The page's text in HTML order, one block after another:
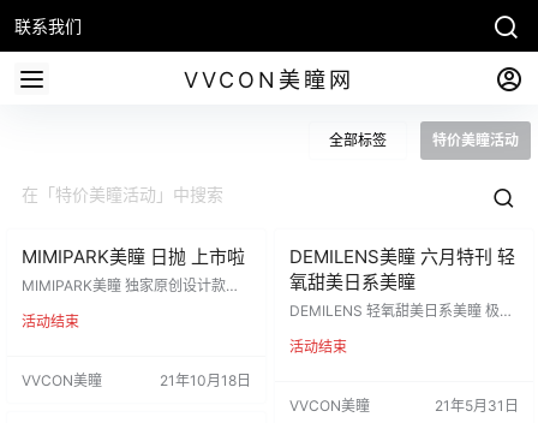
联系我们
VVCON美瞳网
全部标签 特价美瞳活动
MIMIPARK美瞳 日抛 上市啦
MIMIPARK美瞳 独家原创设计款日
价比 莓果星冰乐渐变色“玫瑰高光”
尖尖子 新品体验价 88/ 一盒 138/两
活动结束
VVCON美瞳 21年10月18日
DEMILENS美瞳 六月特刊 轻
氧甜美日系美瞳
DEMILENS 轻氧甜美日系美瞳 极高
眼眸 百分百高级百搭精品 活动价 :1
活动结束
VVCON美瞳 21年5月31日